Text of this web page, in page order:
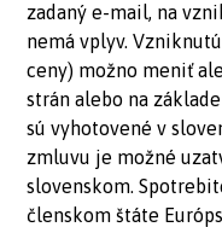
zadaný e-mail, na
nemá vplyv.
ceny) možno meniť
strán alebo na
sú vyhotovené v
zmluvu je možné
slovenskom.
členskom štáte